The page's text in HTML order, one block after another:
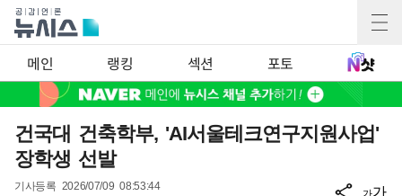
메인 랭킹 섹션 포토
건국대 건축학부, 'AI서울테크연구지원사업'
장학생 선발
기사등록 2026/07/09 08:53:44
가가